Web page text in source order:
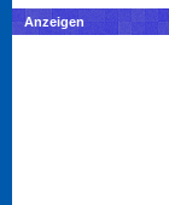
Anzeigen